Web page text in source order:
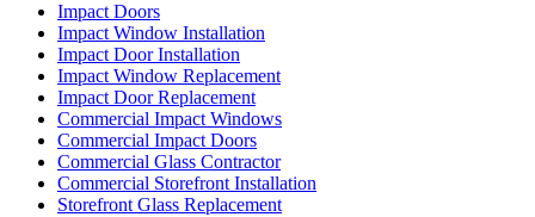
Impact Doors
Impact Window Installation
Impact Door Installation
Impact Window Replacement
Impact Door Replacement
Commercial Impact Windows
Commercial Impact Doors
Commercial Glass Contractor
Commercial Storefront Installation
Storefront Glass Replacement